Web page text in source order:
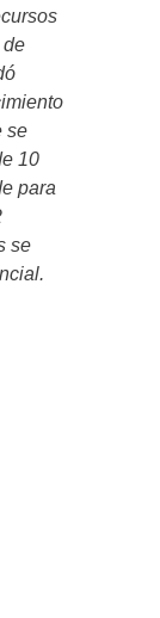
de
se
10
para
se